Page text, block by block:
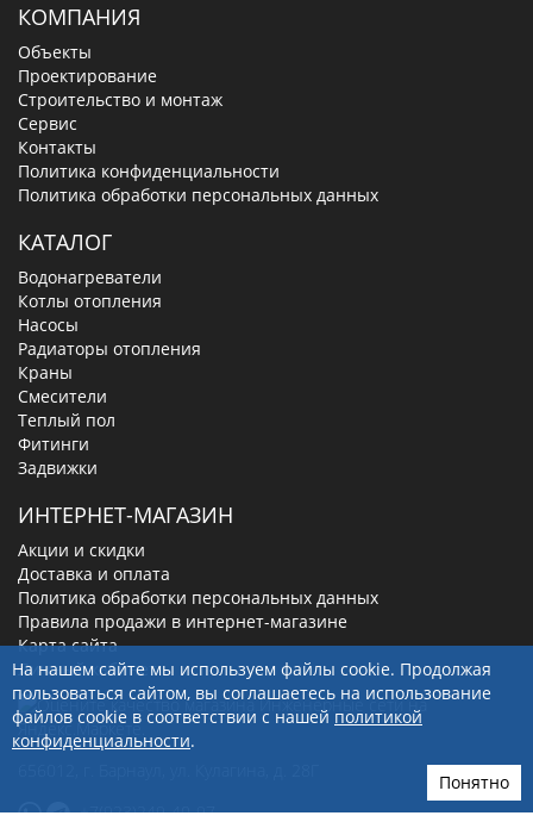
КОМПАНИЯ
Объекты
Проектирование
Строительство и монтаж
Сервис
Контакты
Политика конфиденциальности
Политика обработки персональных данных
КАТАЛОГ
Водонагреватели
Котлы отопления
Насосы
Радиаторы отопления
Краны
Смесители
Теплый пол
Фитинги
Задвижки
ИНТЕРНЕТ-МАГАЗИН
Акции и скидки
Доставка и оплата
Политика обработки персональных данных
Правила продажи в интернет-магазине
Карта сайта
Личный кабинет
+7(923)249-40-97
На нашем сайте мы используем файлы cookie. Продолжая
пользоваться сайтом, вы соглашаетесь на использование
файлов cookie в соответствии с нашей политикой
конфиденциальности.
Понятно